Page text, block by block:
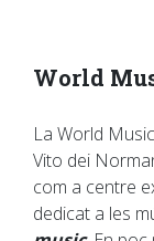
World
La World
Vito dei
com a centre
dedicat a les